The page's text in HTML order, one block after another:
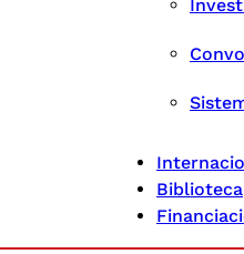
Biblioteca